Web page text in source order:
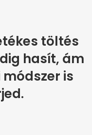
töltés
hasít, ám
is